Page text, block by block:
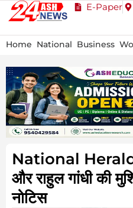
E-Paper
Home National Business
National Herald
और राहुल गांधी की
नोटिस